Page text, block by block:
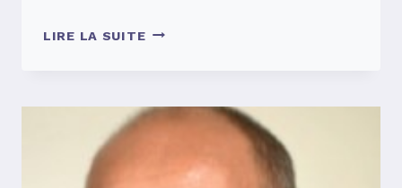
LIRE LA SUITEHOMMAGE